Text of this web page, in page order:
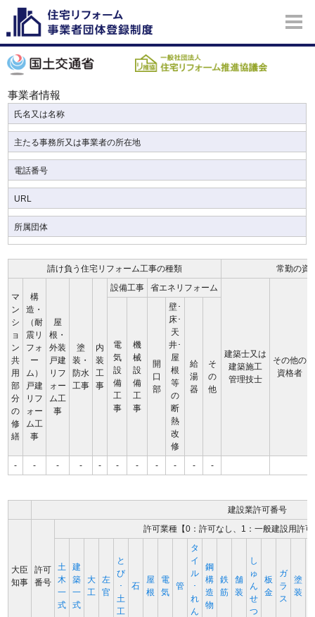
事業者情報
氏名又は名称
主たる事務所又は事業者の所在地
電話番号
URL
所属団体
請け負う住宅リフォーム工事の種類 常勤の資
マ
ン
シ
ョ
ン
共
用
部
分
の
修
繕
構
造・
（耐
震リ
フォ
ー
ム）
戸建
リフ
ォー
ム工
事
屋
根・
外装
戸建
リフ
ォー
ム工
事
塗
装・
防水
工事
内
装
工
事
設備工事 省エネリフォーム
建築士又は
建築施工
管理技士
その他の
資格者
電
気
設
備
工
事
機
械
設
備
工
事
開
口
部
壁･
床･
天
井･
屋
根
等
の
断
熱
改
修
給
湯
器
そ
の
他
- - - - - - - - - - -
建設業許可番号
大臣
知事
許可
番号
許可業種【0：許可なし、1：一般建設用許
土
木
一
式
建
築
一
式
大
工
左
官
と
び
･
土
工
石
屋
根
電
気
管
タ
イ
ル
･
れ
ん
鋼
構
造
物
鉄
筋
舗
装
し
ゅ
ん
せ
つ
板
金
ガ
ラ
ス
塗
装